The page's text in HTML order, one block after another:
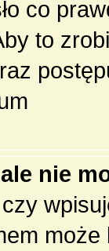
co
to
nie